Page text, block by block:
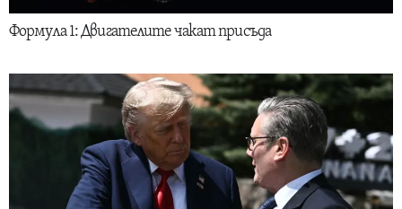
Формула 1: Двигателите чакат присъда